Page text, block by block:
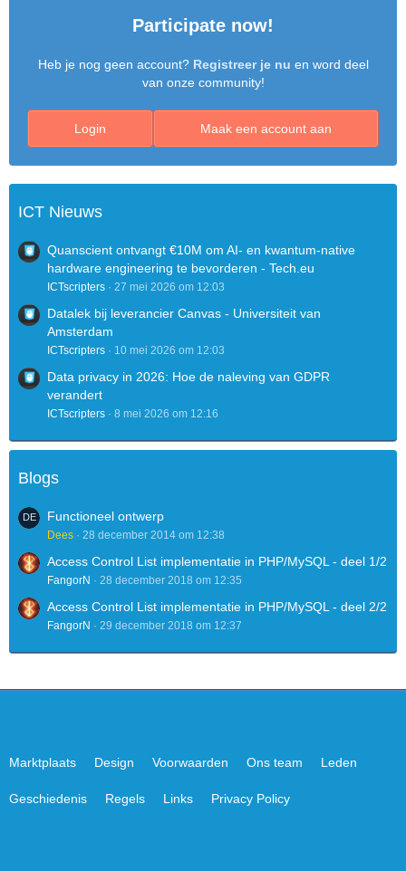
Participate now!
Heb je nog geen account? Registreer je nu en word deel
van onze community!
Maak een account aan
Login
ICT Nieuws
Quanscient ontvangt €10M om AI- en kwantum-native
hardware engineering te bevorderen - Tech.eu
ICTscripters 27 mei 2026 om 12:03
Datalek bij leverancier Canvas - Universiteit van
Amsterdam
ICTscripters 10 mei 2026 om 12:03
Data privacy in 2026: Hoe de naleving van GDPR
verandert
ICTscripters 8 mei 2026 om 12:16
Blogs
Functioneel ontwerp
Dees 28 december 2014 om 12:38
Access Control List implementatie in PHP/MySQL - deel 1/2
FangorN 28 december 2018 om 12:35
Access Control List implementatie in PHP/MySQL - deel 2/2
FangorN 29 december 2018 om 12:37
Marktplaats Design Voorwaarden Ons team Leden
Geschiedenis Regels Links Privacy Policy